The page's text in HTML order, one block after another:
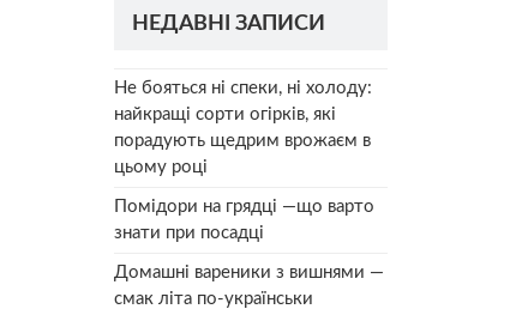
НЕДАВНІ ЗАПИСИ
Не бояться ні спеки, ні холоду:
найкращі сорти огірків, які
порадують щедрим врожаєм в
цьому році
Помідори на грядці —що варто
знати при посадці
Домашні вареники з вишнями —
смак літа по-українськи